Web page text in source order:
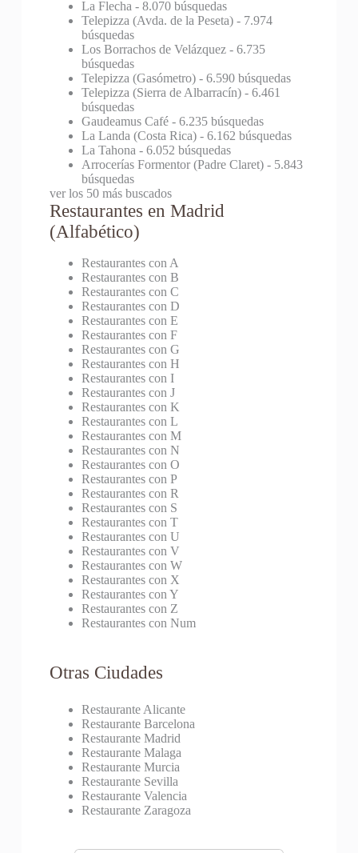
La Flecha - 8.070 búsquedas
Telepizza (Avda. de la Peseta)- 7.974
búsquedas
Los Borrachos de Velázquez- 6.735
búsquedas
Telepizza (Gasómetro)- 6.590 búsquedas
Telepizza (Sierra de Albarracín)- 6.461
búsquedas
Gaudeamus Café- 6.235 búsquedas
La Landa (Costa Rica)- 6.162 búsquedas
La Tahona - 6.052 búsquedas
Arrocerías Formentor (Padre Claret)- 5.843
búsquedas
ver los 50 más buscados
Restaurantes en Madrid
(Alfabético)
Restaurantes con A
Restaurantes con B
Restaurantes con C
Restaurantes con D
Restaurantes con E
Restaurantes con F
Restaurantes con G
Restaurantes con H
Restaurantes con I
Restaurantes con J
Restaurantes con K
Restaurantes con L
Restaurantes con M
Restaurantes con N
Restaurantes con O
Restaurantes con P
Restaurantes con R
Restaurantes con S
Restaurantes con T
Restaurantes con U
Restaurantes con V
Restaurantes con W
Restaurantes con X
Restaurantes con Y
Restaurantes con Z
Restaurantes con Num
Otras Ciudades
Restaurante Alicante
Restaurante Barcelona
Restaurante Madrid
Restaurante Malaga
Restaurante Murcia
Restaurante Sevilla
Restaurante Valencia
Restaurante Zaragoza